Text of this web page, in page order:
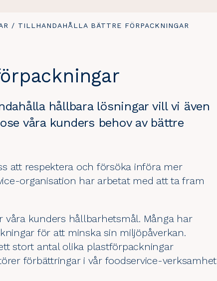
/ DU
TILLHANDAHÅLLA BÄTTRE FÖRPACKNINGAR
hållbara lösningar vill vi även
våra kunders behov av bättre
att respektera och försöka införa mer
-organisation har arbetat med att ta fram
våra kunders hållbarhetsmål. Många har
för att minska sin miljöpåverkan.
stort antal olika plastförpackningar
förbättringar i vår foodservice-verksamhet